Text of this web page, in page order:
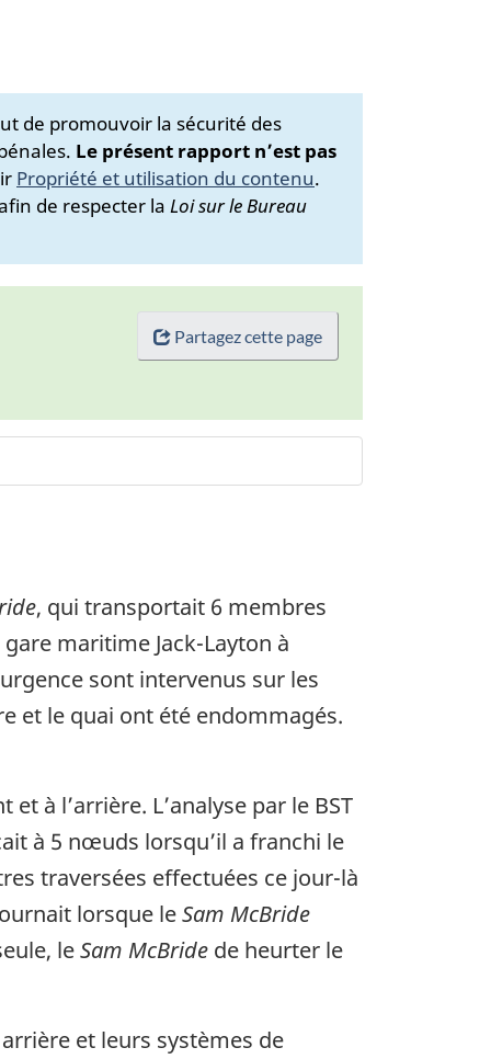
de promouvoir la sécurité des
Le présent rapport n’est pas
Propriété et utilisation du contenu.
de respecter la Loi sur le Bureau
Partagez cette page
, qui transportait 6 membres
maritime Jack-Layton à
sont intervenus sur les
et le quai ont été endommagés.
à l’arrière. L’analyse par le BST
à 5 nœuds lorsqu’il a franchi le
traversées effectuées ce jour-là
lorsque leSam McBride
leSam McBride de heurter le
et leurs systèmes de